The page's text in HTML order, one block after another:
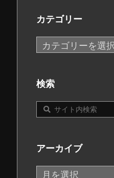
カテゴリー
カ
テ
リ
ー
検索
アーカイブ
ア